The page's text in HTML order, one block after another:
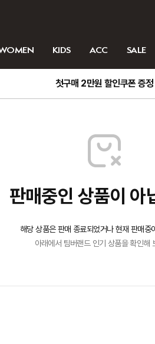
KIDS ACC SALE
첫구매 2만원 할인쿠폰 증정
판매중인 상품이 아
해당 상품은 판매 종료되었거나 현재 판매중
아래에서 팀버랜드 인기 상품을 확인해